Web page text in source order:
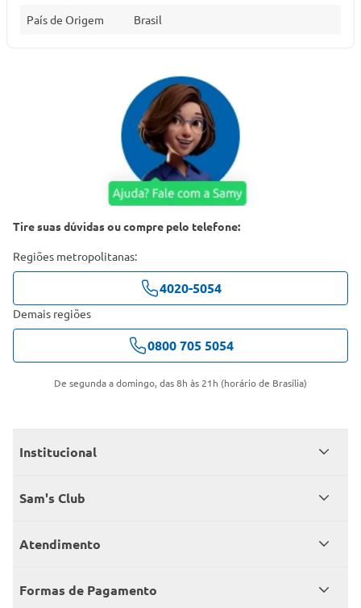
País de Origem Brasil
Tire suas dúvidas ou compre pelo telefone:
Regiões metropolitanas:
4020-5054
Demais regiões
0800 705 5054
De segunda a domingo, das 8h às 21h (horário de Brasília)
Institucional
Quem somos
Encontre um Clube
Sam's Club
Seja sócio
Member’s Mark
Atendimento
Fale conosco
Formas de Pagamento